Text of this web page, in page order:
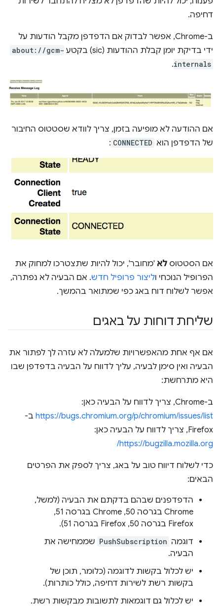
דחיפה.
ב-Chrome, אפשר לבדוק אם הדפדפן מקבל הודעות על
ידי בדיקת יומן קבלת ההודעות (sic) בקטע
about://gcm-
internals
.
אם ההודעה לא מופיעה בזמן, צריך לוודא שסטטוס החיבור
של הדפדפן הוא CONNECTED
:
אם הסטטוס לא 'מחובר', יכול להיות שתצטרכו למחוק את
הפרופיל הנוכחי וליצור פרופיל חדש. אם הבעיה לא נפתרה,
אפשר לשלוח דוח באג כפי שמתואר בהמשך.
שליחת דוחות על באגים
אם אף אחת מהאפשרויות שלמעלה לא עזרה לך לפתור את
הבעיה ואין סימן לבעיה, עליך לדווח על הבעיה בדפדפן שבו
היא מתרחשת:
ב-Chrome, צריך לדווח על הבעיה כאן:
https://bugs.chromium.org/p/chromium/issues/list ב-
Firefox, צריך לדווח על הבעיה כאן:
https://bugzilla.mozilla.org/
כדי לשלוח דיווח טוב על באג, צריך לספק את הפרטים
הבאים:
הדפדפנים שבהם בדקתם את הבעיה (למשל,
Chrome בגרסה 50,‏ Chrome בגרסה 51,‏
Firefox בגרסה 50,‏ Firefox בגרסה 51).
דוגמה PushSubscription שממחישה את
הבעיה.
יש לכלול בקשות לדוגמה (כלומר, תוכן של
בקשות רשת לשירות דחיפה, כולל כותרות).
יש לכלול גם דוגמאות לתשובות מבקשות רשת.